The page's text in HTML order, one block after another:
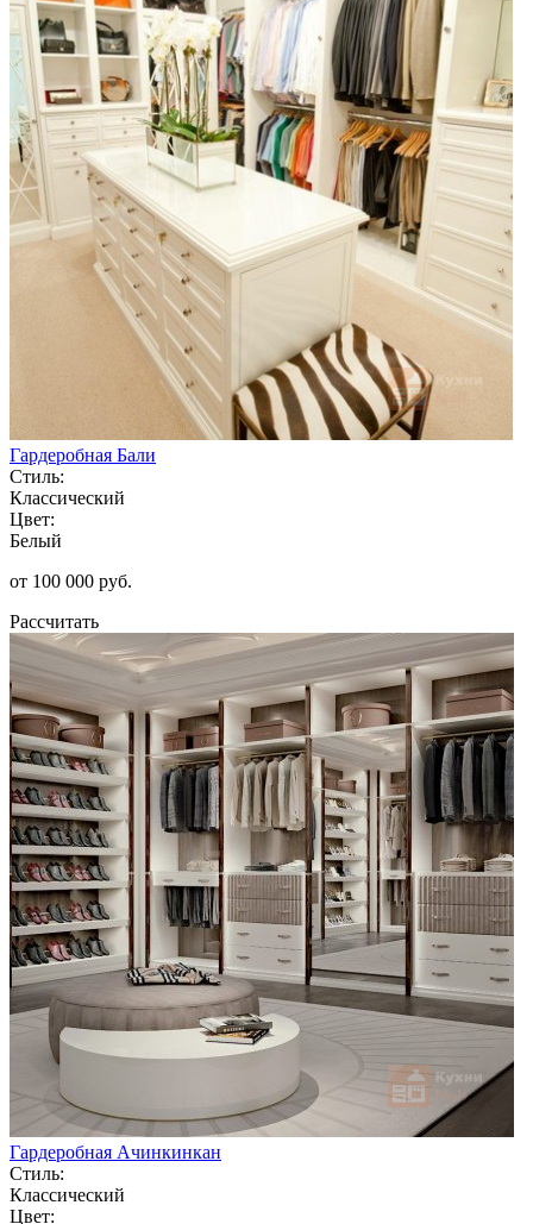
Гардеробная Бали
Стиль:
Классический
Цвет:
Белый
от 100 000 руб.
Рассчитать
Гардеробная Ачинкинкан
Стиль:
Классический
Цвет: